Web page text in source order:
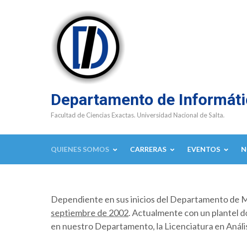
Departamento de
Facultad de Ciencias Exactas. Universidad Nacional de Salta.
QUIENES SOMOS CARRERAS EVENTOS
Dependiente en sus inicios del Departamento de
septiembre de 2002. Actualmente con un plantel
en nuestro Departamento, la Licenciatura en